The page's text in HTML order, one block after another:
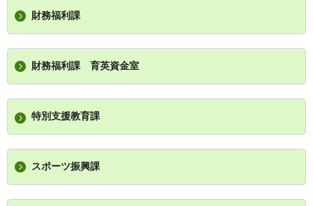
財務福利課
財務福利課 育英資金室
特別支援教育課
スポーツ振興課